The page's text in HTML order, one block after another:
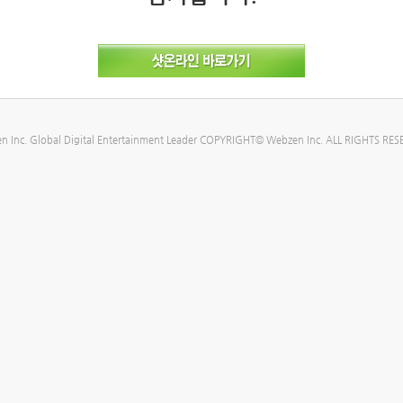
Inc. Global Digital Entertainment Leader COPYRIGHT© Webzen Inc. ALL RIGHTS